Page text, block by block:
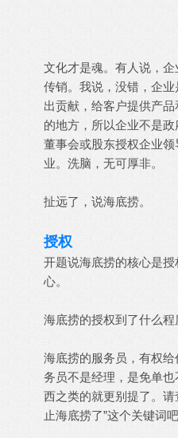
文化才是魂。有人说，
传销。我说，没错，企
出贡献，给客户提供产
的地方，所以企业不是
董事会或股东授权企业
业。洗脑，无可厚非。
扯远了，说海底捞。
授权
开题说海底捞的核心是
心。
海底捞的授权到了什么程
海底捞的服务员，有权
务员不是经理，是免单
西之类的就更别提了。
止海底捞了”这个关键词